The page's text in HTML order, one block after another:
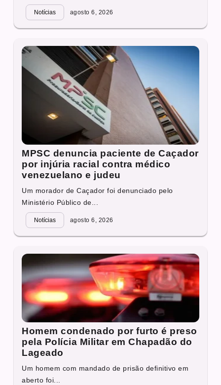
Notícias agosto 6, 2026
MPSC denuncia paciente de Caçador
por injúria racial contra médico
venezuelano e judeu
Um morador de Caçador foi denunciado pelo
Ministério Público de...
Notícias agosto 6, 2026
Homem condenado por furto é preso
pela Polícia Militar em Chapadão do
Lageado
Um homem com mandado de prisão definitivo em
aberto foi...